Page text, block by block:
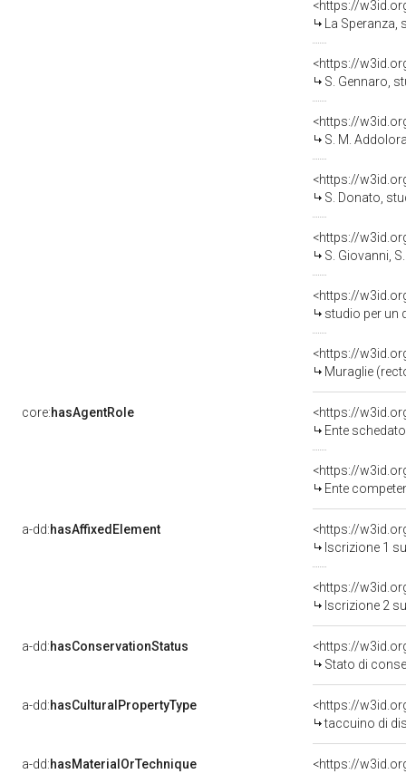
<https://
La Speranza, studio
<https://
S. Gennaro, studio per
<https://
S. M. Addolorata, studio
<https://
S. Donato, studio per la
<https://
S. Giovanni, S. Antonio eggo
<https://
studio per un
<https://
Muraglie (recto), studio per
core:hasAgentRole
<https://
Ente
<https://
Ente
a-dd:hasAffixedElement
<https://
Iscrizione 1
<https://
Iscrizione 2
a-dd:hasConservationStatus
<https://
Stato di
a-dd:hasCulturalPropertyType
<https://
taccuino di
a-dd:hasMaterialOrTechnique
<https://